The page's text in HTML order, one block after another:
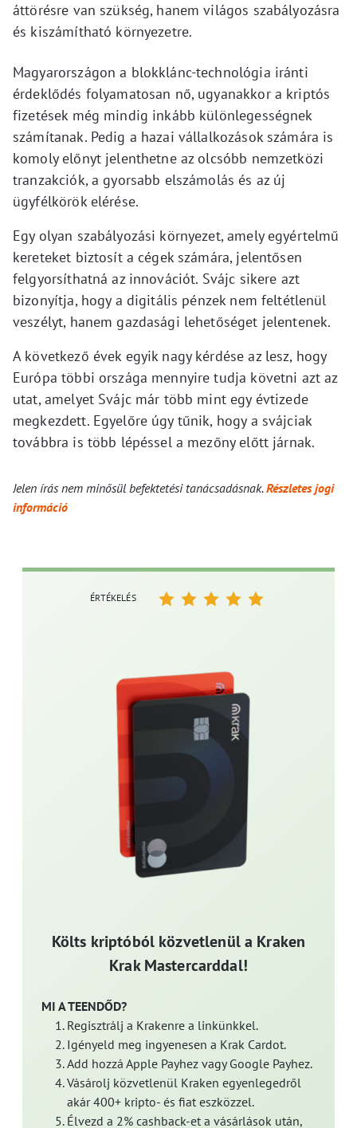
áttörésre van szükség, hanem világos szabályozásra
és kiszámítható környezetre.
Magyarországon a blokklánc-technológia iránti
érdeklődés folyamatosan nő, ugyanakkor a kriptós
fizetések még mindig inkább különlegességnek
számítanak. Pedig a hazai vállalkozások számára is
komoly előnyt jelenthetne az olcsóbb nemzetközi
tranzakciók, a gyorsabb elszámolás és az új
ügyfélkörök elérése.
Egy olyan szabályozási környezet, amely egyértelmű
kereteket biztosít a cégek számára, jelentősen
felgyorsíthatná az innovációt. Svájc sikere azt
bizonyítja, hogy a digitális pénzek nem feltétlenül
veszélyt, hanem gazdasági lehetőséget jelentenek.
A következő évek egyik nagy kérdése az lesz, hogy
Európa többi országa mennyire tudja követni azt az
utat, amelyet Svájc már több mint egy évtizede
megkezdett. Egyelőre úgy tűnik, hogy a svájciak
továbbra is több lépéssel a mezőny előtt járnak.
Jelen írás nem minősül befektetési tanácsadásnak.Részletes jogi
információ
Költs kriptóból közvetlenül a Kraken
Krak Mastercarddal!
MI A TEENDŐD?
Regisztrálj a Krakenre a linkünkkel.
Igényeld meg ingyenesen a Krak Cardot.
Add hozzá Apple Payhez vagy Google Payhez.
Vásárolj közvetlenül Kraken egyenlegedről
akár 400+ kripto- és fiat eszközzel.
Élvezd a 2% cashback-et a vásárlások után,
ÉRTÉKELÉS